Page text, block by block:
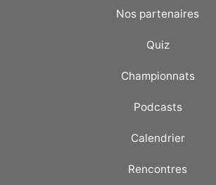
Nos partenaires
Quiz
Championnats
Podcasts
Calendrier
Rencontres